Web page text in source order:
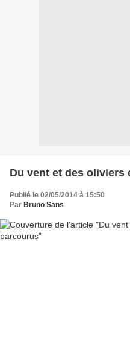
Du vent et des oliviers
Publié le 02/05/2014 à 15:50
Par Bruno Sans